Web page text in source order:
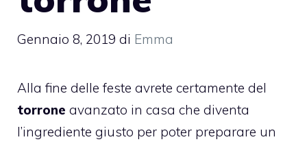
Gennaio 8, 2019 di Emma
Alla fine delle feste avrete certamente del
torrone avanzato in casa che diventa
l’ingrediente giusto per poter preparare un